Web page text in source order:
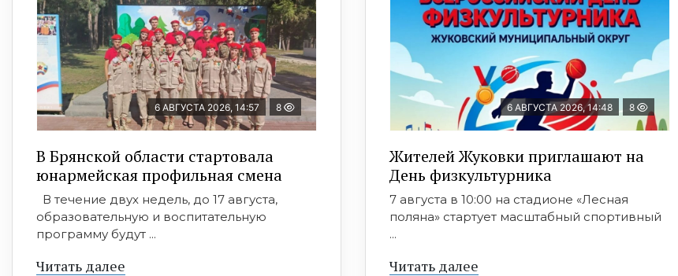
6 АВГУСТА 2026, 14:57 8
В Брянской области стартовала
юнармейская профильная смена
В течение двух недель, до 17 августа,
образовательную и воспитательную
программу будут ...
Читать далее
6 АВГУСТА 2026, 14:48 8
Жителей Жуковки приглашают на
День физкультурника
7 августа в 10:00 на стадионе «Лесная
поляна» стартует масштабный спортивный
...
Читать далее